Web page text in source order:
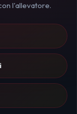
l'allevatore.